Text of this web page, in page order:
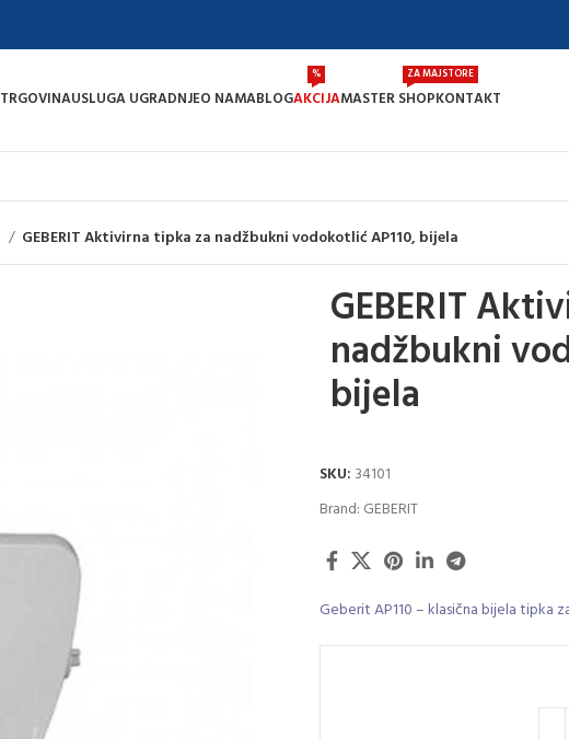
TRGOVINAUSLUGA UGRADNJEO NAMABLOGAKCIJA
%
MASTER SHOP
ZA MAJSTORE
KONTAKT
GEBERIT Aktivirna tipka za nadžbukni vodokotlić AP110, bijela
GEBERIT
nadžbukni
bijela
SKU: 34101
Brand: GEBERIT
Geberit AP110 – klasična bijela tipka